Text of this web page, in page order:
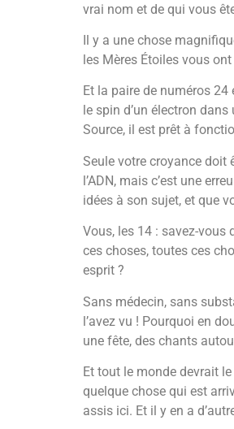
vrai nom et de qui vous
Il y a une chose
les Mères Étoiles vous
Et la paire de numéros 24
le spin d’un électron
Source, il est prêt à
Seule votre croyance doit
l’ADN, mais c’est une
idées à son sujet, et que
Vous, les 14 : savez-vous
ces choses, toutes ces
esprit ?
Sans médecin, sans
l’avez vu ! Pourquoi en
une fête, des chants
Et tout le monde devrait
quelque chose qui est
assis ici. Et il y en a